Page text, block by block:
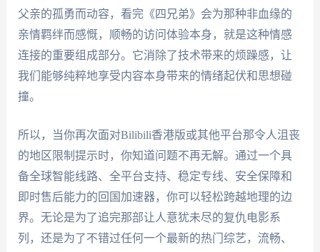
父亲的孤勇而动容，看完《四兄弟》会为那种非血缘的
亲情羁绊而感慨，顺畅的访问体验本身，就是这种情感
连接的重要组成部分。它消除了技术带来的烦躁感，让
我们能够纯粹地享受内容本身带来的情绪起伏和思想碰
撞。
所以，当你再次面对Bilibili香港版或其他平台那令人沮丧
的地区限制提示时，你知道问题不再无解。通过一个具
备全球智能线路、全平台支持、稳定专线、安全保障和
即时售后能力的回国加速器，你可以轻松跨越地理的边
界。无论是为了追完那部让人意犹未尽的复仇电影系
列，还是为了不错过任何一个最新的热门综艺，流畅、